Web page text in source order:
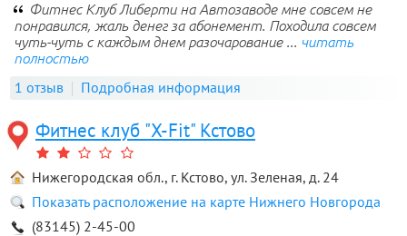
Фитнес Клуб Либерти на Автозаводе мне совсем не
понравился, жаль денег за абонемент. Походила совсем
чуть-чуть с каждым днем разочарование ... читать
полностью
1 отзыв Подробная информация
Фитнес клуб "X-Fit" Кстово
Нижегородская обл., г. Кстово, ул. Зеленая, д. 24
Показать расположение на карте Нижнего Новгорода
(83145) 2-45-00